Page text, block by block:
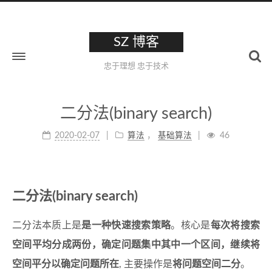
SZ 博客
忠于理想 忠于技术
二分法(binary search)
2020-02-07 算法 ， 基础算法 46
二分法(binary search)
二分法本质上是是一种快速搜索策略。核心是每次将搜索
空间平均分成两份，确定问题集中其中一个区间，继续将
空间平分以确定问题所在, 主要操作是将问题空间二分。